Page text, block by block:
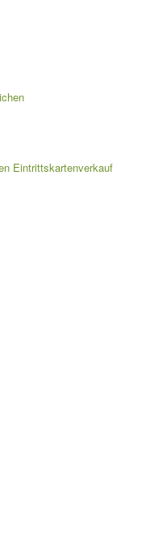
Eintrittskartenverkauf